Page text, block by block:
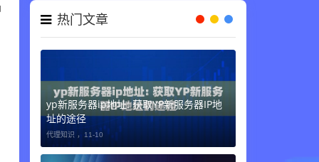
热门文章
yp新服务器ip地址: 获取YP新服务器IP地
址的途径
代理知识 ， 11-10